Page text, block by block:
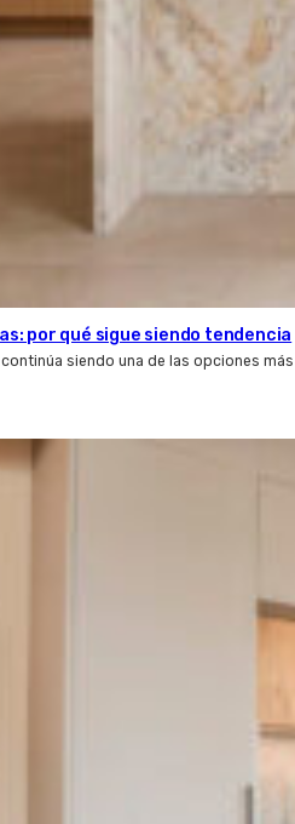
por qué sigue siendo tendencia
siendo una de las opciones